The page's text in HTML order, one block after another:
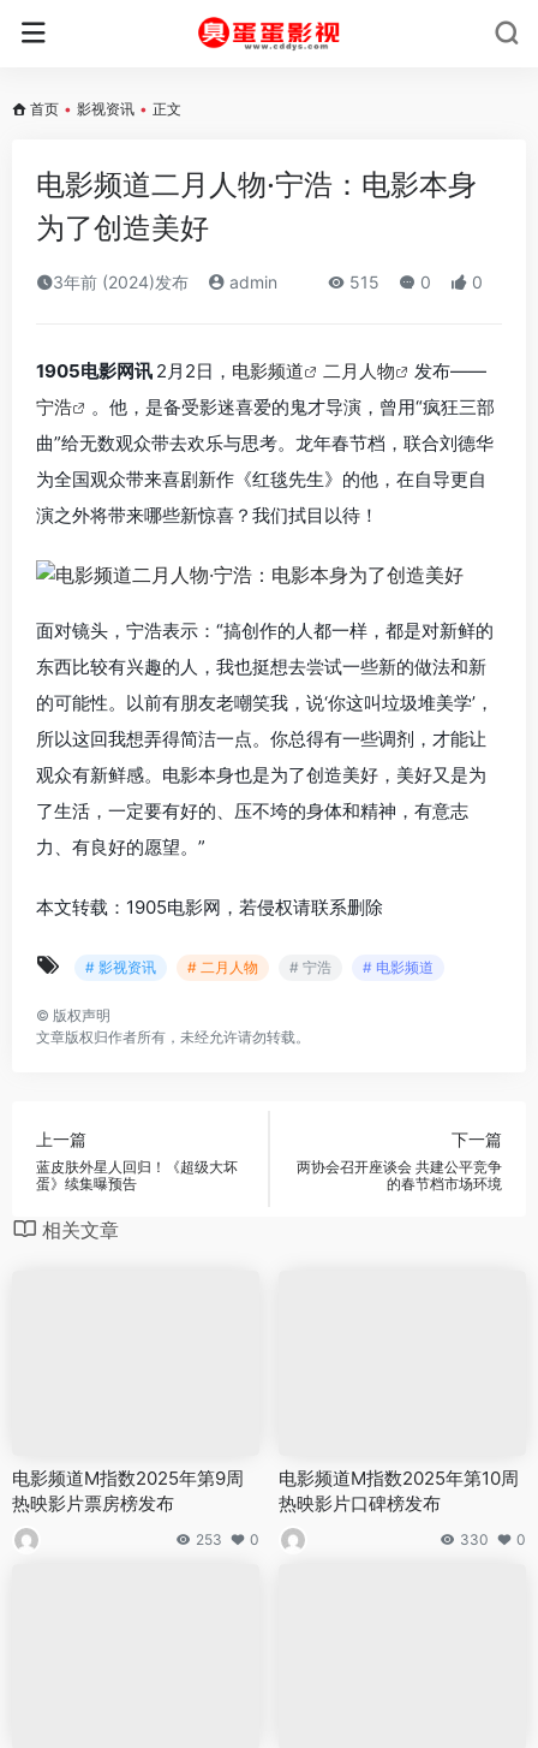
首页 • 影视资讯 • 正文
电影频道二月人物·宁浩：电影本身
为了创造美好
3年前 (2024)发布 admin 515 0 0
1905电影网讯 2月2日， 电影频道 二月人物
发布——
宁浩
。他，是备受影迷喜爱的鬼才导演，曾用“疯狂三部
曲”给无数观众带去欢乐与思考。龙年春节档，联合刘德华
为全国观众带来喜剧新作《红毯先生》的他，在自导更自
演之外将带来哪些新惊喜？我们拭目以待！
面对镜头，宁浩表示：“搞创作的人都一样，都是对新鲜的
东西比较有兴趣的人，我也挺想去尝试一些新的做法和新
的可能性。以前有朋友老嘲笑我，说‘你这叫垃圾堆美学’，
所以这回我想弄得简洁一点。你总得有一些调剂，才能让
观众有新鲜感。电影本身也是为了创造美好，美好又是为
了生活，一定要有好的、压不垮的身体和精神，有意志
力、有良好的愿望。”
本文转载：1905电影网，若侵权请联系删除
# 影视资讯 # 二月人物 # 宁浩 # 电影频道
© 版权声明
文章版权归作者所有，未经允许请勿转载。
上一篇
蓝皮肤外星人回归！《超级大坏
蛋》续集曝预告
下一篇
两协会召开座谈会 共建公平竞争
的春节档市场环境
相关文章
电影频道M指数2025年第9周
热映影片票房榜发布
253 0
电影频道M指数2025年第10周
热映影片口碑榜发布
330 0